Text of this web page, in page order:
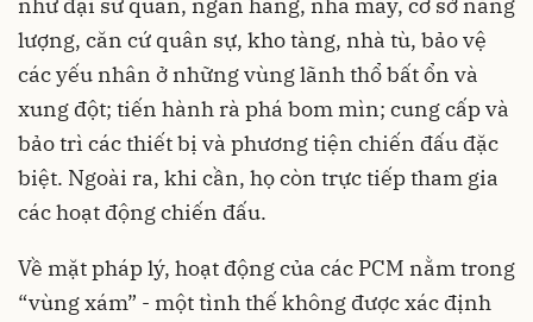
như đại sứ quán, ngân hàng, nhà máy, cơ sở năng
lượng, căn cứ quân sự, kho tàng, nhà tù, bảo vệ
các yếu nhân ở những vùng lãnh thổ bất ổn và
xung đột; tiến hành rà phá bom mìn; cung cấp và
bảo trì các thiết bị và phương tiện chiến đấu đặc
biệt. Ngoài ra, khi cần, họ còn trực tiếp tham gia
các hoạt động chiến đấu.
Về mặt pháp lý, hoạt động của các PCM nằm trong
“vùng xám” - một tình thế không được xác định